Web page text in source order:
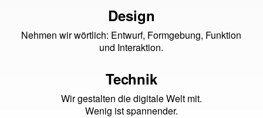
Design
Nehmen wir wörtlich: Entwurf, Formgebung, Funktion
und Interaktion.
Technik
Wir gestalten die digitale Welt mit.
Wenig ist spannender.